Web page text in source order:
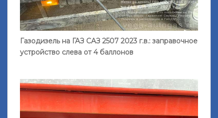
Газодизель на ГАЗ САЗ 2507 2023 г.в.: заправочное
устройство слева от 4 баллонов